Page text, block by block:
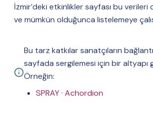
İzmir’deki etkinlikler sayfası bu
ve mümkün olduğunca listelemeye
Bu tarz katkılar sanatçıların
sayfada sergilemesi için bir altyapı
Örneğin:
SPRAY · Achordion